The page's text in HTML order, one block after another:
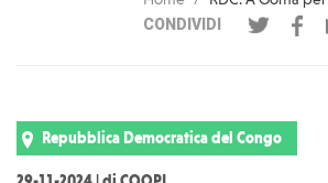
CONDIVIDI
Repubblica Democratica del Congo